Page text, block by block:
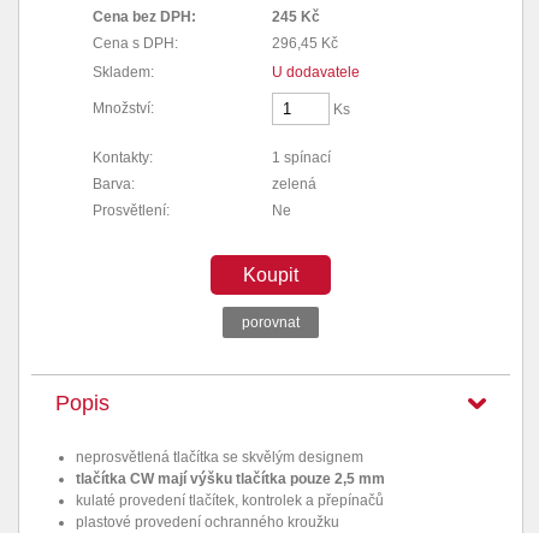
Cena bez DPH:
245 Kč
Cena s DPH:
296,45 Kč
Skladem:
U dodavatele
Množství: Ks
Kontakty:
1 spínací
Barva:
zelená
Prosvětlení:
Ne
Koupit
porovnat
Popis
neprosvětlená tlačítka se skvělým designem
tlačítka CW mají výšku tlačítka pouze 2,5 mm
kulaté provedení tlačítek, kontrolek a přepínačů
plastové provedení ochranného kroužku